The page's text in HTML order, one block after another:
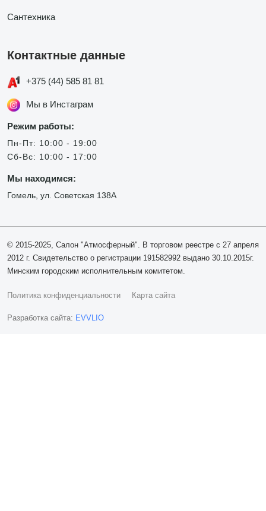
Сантехника
Контактные данные
+375 (44) 585 81 81
Мы в Инстаграм
Режим работы:
Пн-Пт: 10:00 - 19:00
Сб-Вс: 10:00 - 17:00
Мы находимся:
Гомель, ул. Советская 138А
© 2015-2025, Салон "Атмосферный". В торговом реестре с 27 апреля
2012 г. Свидетельство о регистрации 191582992 выдано 30.10.2015г.
Минским городским исполнительным комитетом.
Политика конфиденциальности Карта сайта
Разработка сайта: EVVLIO